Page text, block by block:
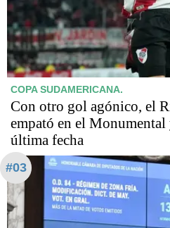
COPA SUDAMERICANA.
Con otro gol agónico, el
empató en el Monumental
última fecha
#03